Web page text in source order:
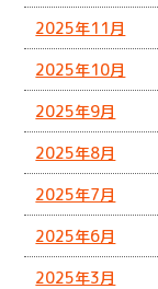
2025年11月
2025年10月
2025年9月
2025年8月
2025年7月
2025年6月
2025年3月